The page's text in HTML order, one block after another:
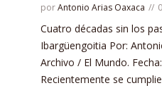
porAntonio Arias Oaxaca
Cuatro décadas sin los
Ibargüengoitia Por:
Archivo / El Mundo.
Recientemente se